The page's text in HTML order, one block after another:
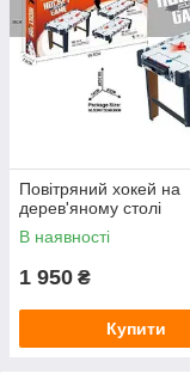
Повітряний хокей на
дерев'яному столі
В наявності
1 950 ₴
Купити